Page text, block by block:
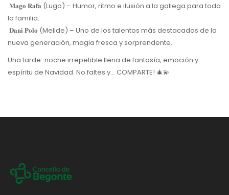
𝐌𝐚𝐠𝐨 𝐑𝐚𝐟𝐚 (Lugo) – Humor, ritmo e ilusión a la gallega para toda
la familia.
𝐃𝐚𝐧𝐢 𝐏𝐨𝐥𝐨 (Melide) – Uno de los talentos más destacados de la
nueva generación, magia fresca y sorprendente.
Una tarde-noche irrepetible llena de fantasía, emoción y
espíritu de Navidad. No faltes y... COMPARTE! 🎄💫